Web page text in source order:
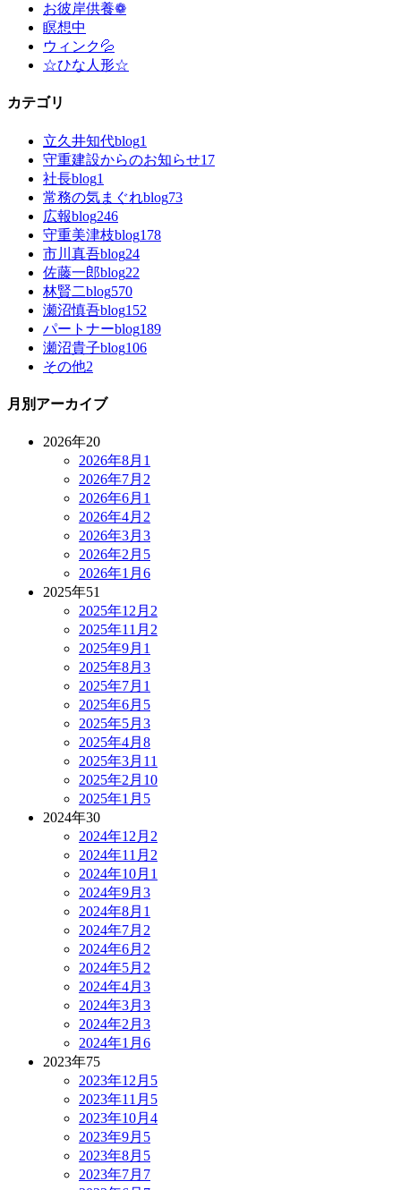
お彼岸供養❁
瞑想中
ウィンク💦
☆ひな人形☆
カテゴリ
立久井知代blog1
守重建設からのお知らせ17
社長blog1
常務の気まぐれblog73
広報blog246
守重美津枝blog178
市川真吾blog24
佐藤一郎blog22
林賢二blog570
瀬沼慎吾blog152
パートナーblog189
瀬沼貴子blog106
その他2
月別アーカイブ
2026年20
2026年8月 1
2026年7月 2
2026年6月 1
2026年4月 2
2026年3月 3
2026年2月 5
2026年1月 6
2025年51
2025年12月 2
2025年11月 2
2025年9月 1
2025年8月 3
2025年7月 1
2025年6月 5
2025年5月 3
2025年4月 8
2025年3月 11
2025年2月 10
2025年1月 5
2024年30
2024年12月 2
2024年11月 2
2024年10月 1
2024年9月 3
2024年8月 1
2024年7月 2
2024年6月 2
2024年5月 2
2024年4月 3
2024年3月 3
2024年2月 3
2024年1月 6
2023年75
2023年12月 5
2023年11月 5
2023年10月 4
2023年9月 5
2023年8月 5
2023年7月 7